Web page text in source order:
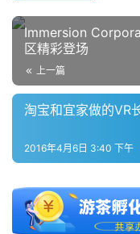
Immersion
区精彩登场
上一篇
淘宝和宜家做的VR
2016年4月6日 3:40 下午